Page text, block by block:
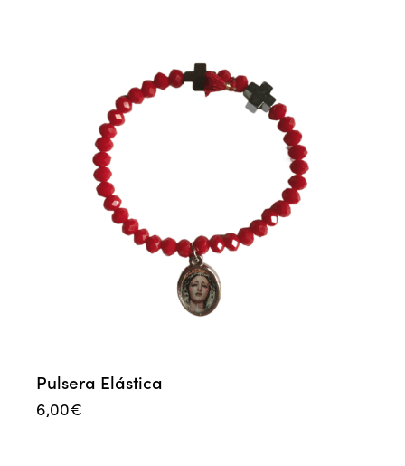
Pulsera Elástica
6,00€